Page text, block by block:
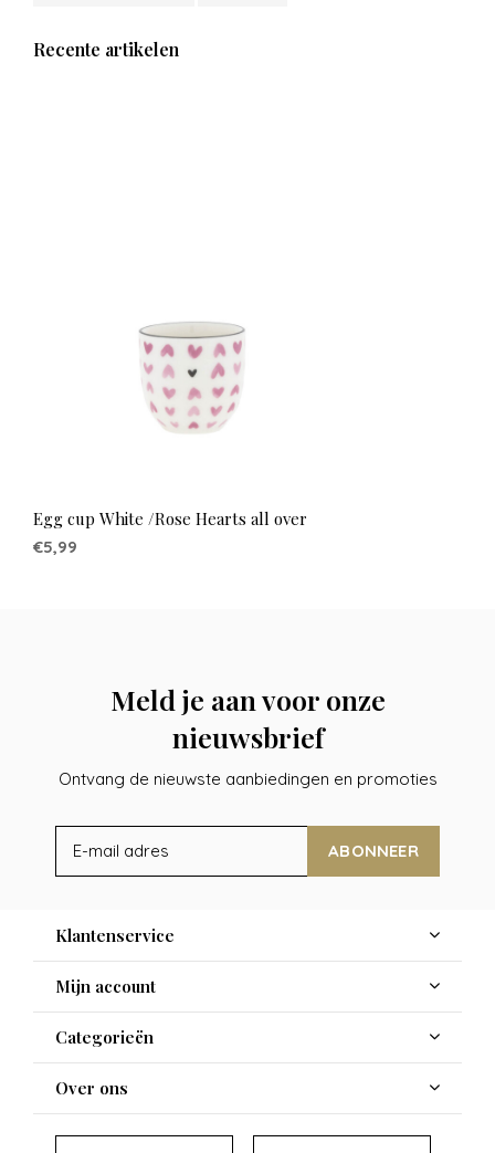
Recente artikelen
Egg cup White /Rose Hearts all over
€5,99
Meld je aan voor onze
nieuwsbrief
Ontvang de nieuwste aanbiedingen en promoties
ABONNEER
Klantenservice
Mijn account
Categorieën
Over ons